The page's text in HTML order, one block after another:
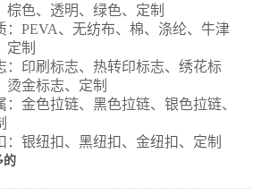
棕色、透明、绿色、定制
：PEVA、无纺布、棉、涤纶、牛津
定制
：印刷标志、热转印标志、绣花标
烫金标志、定制
：金色拉链、黑色拉链、银色拉链、
：银纽扣、黑纽扣、金纽扣、定制
的